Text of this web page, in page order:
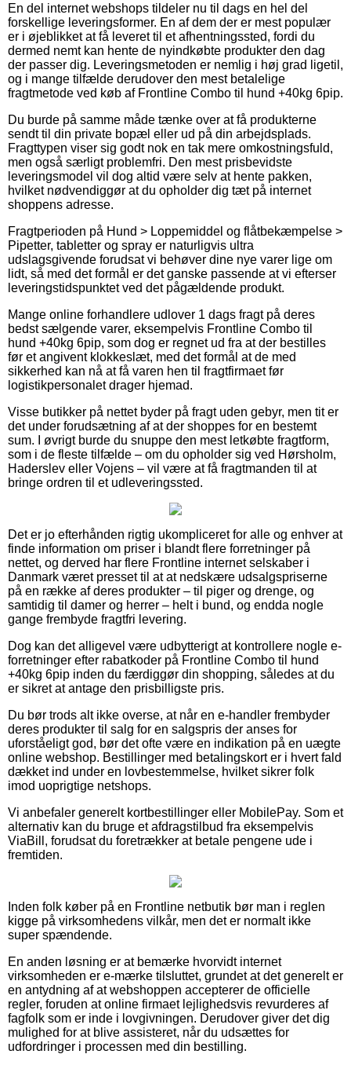
En del internet webshops tildeler nu til dags en hel del
forskellige leveringsformer. En af dem der er mest populær
er i øjeblikket at få leveret til et afhentningssted, fordi du
dermed nemt kan hente de nyindkøbte produkter den dag
der passer dig. Leveringsmetoden er nemlig i høj grad ligetil,
og i mange tilfælde derudover den mest betalelige
fragtmetode ved køb af Frontline Combo til hund +40kg 6pip.
Du burde på samme måde tænke over at få produkterne
sendt til din private bopæl eller ud på din arbejdsplads.
Fragttypen viser sig godt nok en tak mere omkostningsfuld,
men også særligt problemfri. Den mest prisbevidste
leveringsmodel vil dog altid være selv at hente pakken,
hvilket nødvendiggør at du opholder dig tæt på internet
shoppens adresse.
Fragtperioden på Hund > Loppemiddel og flåtbekæmpelse >
Pipetter, tabletter og spray er naturligvis ultra
udslagsgivende forudsat vi behøver dine nye varer lige om
lidt, så med det formål er det ganske passende at vi efterser
leveringstidspunktet ved det pågældende produkt.
Mange online forhandlere udlover 1 dags fragt på deres
bedst sælgende varer, eksempelvis Frontline Combo til
hund +40kg 6pip, som dog er regnet ud fra at der bestilles
før et angivent klokkeslæt, med det formål at de med
sikkerhed kan nå at få varen hen til fragtfirmaet før
logistikpersonalet drager hjemad.
Visse butikker på nettet byder på fragt uden gebyr, men tit er
det under forudsætning af at der shoppes for en bestemt
sum. I øvrigt burde du snuppe den mest letkøbte fragtform,
som i de fleste tilfælde – om du opholder sig ved Hørsholm,
Haderslev eller Vojens – vil være at få fragtmanden til at
bringe ordren til et udleveringssted.
Det er jo efterhånden rigtig ukompliceret for alle og enhver at
finde information om priser i blandt flere forretninger på
nettet, og derved har flere Frontline internet selskaber i
Danmark været presset til at at nedskære udsalgspriserne
på en række af deres produkter – til piger og drenge, og
samtidig til damer og herrer – helt i bund, og endda nogle
gange frembyde fragtfri levering.
Dog kan det alligevel være udbytterigt at kontrollere nogle e-
forretninger efter rabatkoder på Frontline Combo til hund
+40kg 6pip inden du færdiggør din shopping, således at du
er sikret at antage den prisbilligste pris.
Du bør trods alt ikke overse, at når en e-handler frembyder
deres produkter til salg for en salgspris der anses for
uforståeligt god, bør det ofte være en indikation på en uægte
online webshop. Bestillinger med betalingskort er i hvert fald
dækket ind under en lovbestemmelse, hvilket sikrer folk
imod uoprigtige netshops.
Vi anbefaler generelt kortbestillinger eller MobilePay. Som et
alternativ kan du bruge et afdragstilbud fra eksempelvis
ViaBill, forudsat du foretrækker at betale pengene ude i
fremtiden.
Inden folk køber på en Frontline netbutik bør man i reglen
kigge på virksomhedens vilkår, men det er normalt ikke
super spændende.
En anden løsning er at bemærke hvorvidt internet
virksomheden er e-mærke tilsluttet, grundet at det generelt er
en antydning af at webshoppen accepterer de officielle
regler, foruden at online firmaet lejlighedsvis revurderes af
fagfolk som er inde i lovgivningen. Derudover giver det dig
mulighed for at blive assisteret, når du udsættes for
udfordringer i processen med din bestilling.